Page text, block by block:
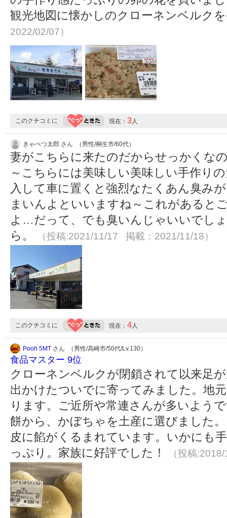
観光地図に懐かしのクローネンベルク
2022/02/07）
このクチコミに 現在： 3人
きゃべつ太郎 さん （男性/桐生市/60代）
妻がこちらに来たのだからせっかくな
～こちらには美味しい美味しい手作り
入して車に置くと強烈なたくあん臭み
まいんよといいますね～これがあると
よ…だって、でも臭いんじゃいいでし
ら。
（投稿:2021/11/17 掲載：2021/11/18）
このクチコミに 現在： 4人
Pooh 5MT さん （男性/高崎市/50代/Lv.130）
食品マスター 9位
クローネンベルクが閉鎖されて以来足
出かけたついでに寄ってみました。地
ります。ご近所や常連さんが多いよう
餅から、かぼちゃを土産に選びました
皮に餡がくるまれています。いかにも
っぷり。家族に好評でした！
（投稿